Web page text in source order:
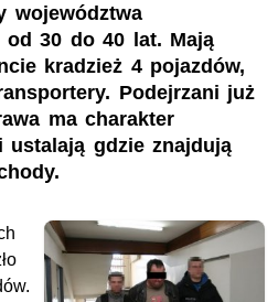
województwa
od 30 do 40 lat. Mają
kradzież 4 pojazdów,
Podejrzani już
ma charakter
ustalają gdzie znajdują